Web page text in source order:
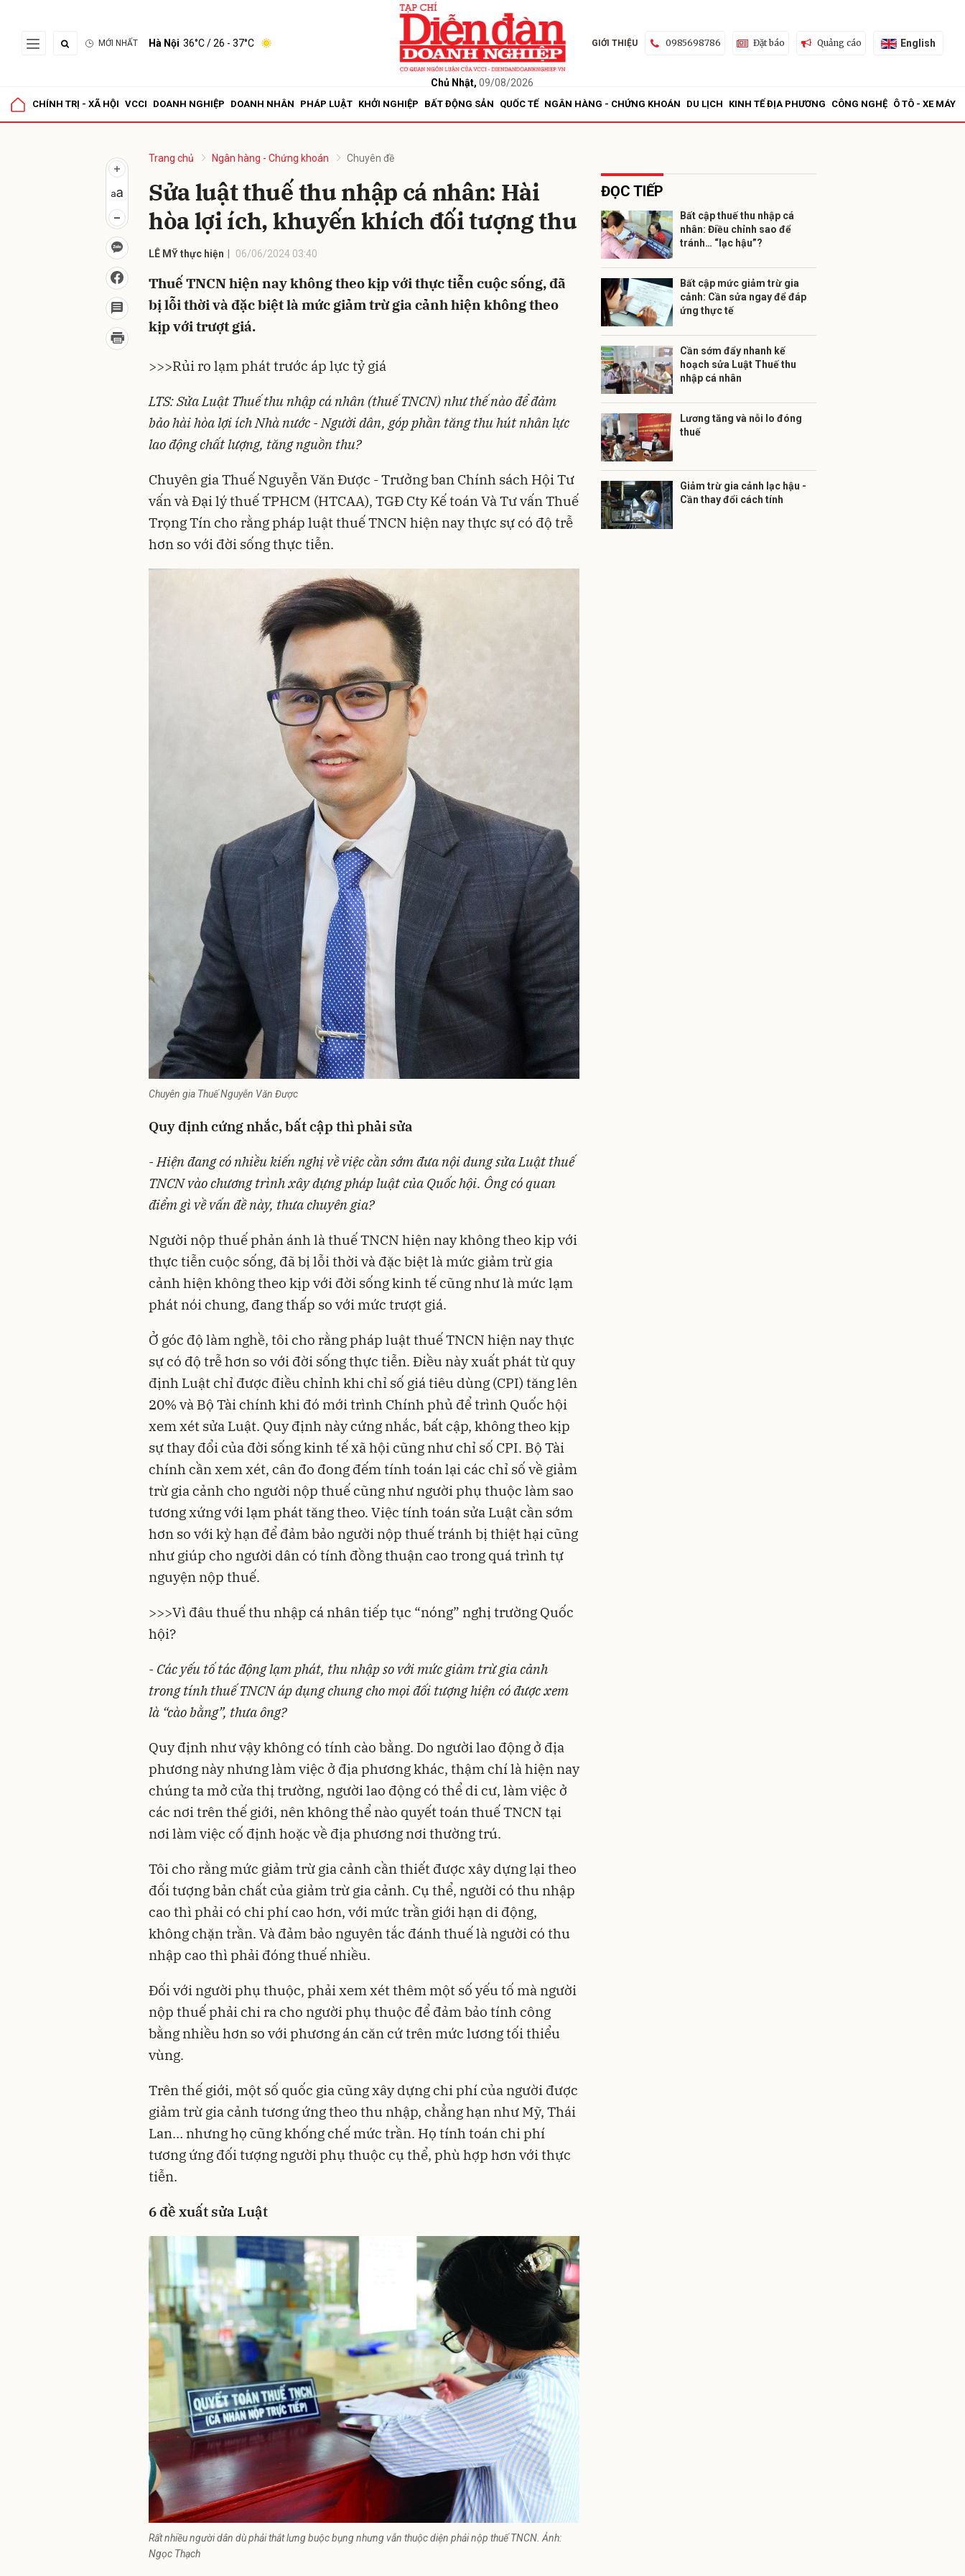
MỚI NHẤT Hà Nội 36°C/ 26 - 37°C
Chủ Nhật, 09/08/2026
GIỚI THIỆU 0985698786 Đặt báo Quảng cáo English
CHÍNH TRỊ - XÃ HỘI VCCI DOANH NGHIỆP DOANH NHÂN PHÁP LUẬT KHỞI NGHIỆP BẤT ĐỘNG SẢN QUỐC TẾ NGÂN HÀNG - CHỨNG KHOÁN DU LỊCH KINH TẾ ĐỊA PHƯƠNG CÔNG NGHỆ Ô TÔ - XE MÁY
Trang chủ Ngân hàng - Chứng khoán Chuyên đề
Sửa luật thuế thu nhập cá nhân: Hài
hòa lợi ích, khuyến khích đối tượng thu
LÊ MỸ thực hiện 06/06/2024 03:40
Thuế TNCN hiện nay không theo kịp với thực tiễn cuộc sống, đã
bị lỗi thời và đặc biệt là mức giảm trừ gia cảnh hiện không theo
kịp với trượt giá.
>>>Rủi ro lạm phát trước áp lực tỷ giá
LTS: Sửa Luật Thuế thu nhập cá nhân (thuế TNCN) như thế nào để đảm
bảo hài hòa lợi ích Nhà nước - Người dân, góp phần tăng thu hút nhân lực
lao động chất lượng, tăng nguồn thu?
Chuyên gia Thuế Nguyễn Văn Được - Trưởng ban Chính sách Hội Tư
vấn và Đại lý thuế TPHCM (HTCAA), TGĐ Cty Kế toán Và Tư vấn Thuế
Trọng Tín cho rằng pháp luật thuế TNCN hiện nay thực sự có độ trễ
hơn so với đời sống thực tiễn.
Chuyên gia Thuế Nguyễn Văn Được
Quy định cứng nhắc, bất cập thì phải sửa
- Hiện đang có nhiềukiến nghị vềviệccần sớm đưa nội dung sửa Luật thuế
TNCN vào chương trình xây dựng pháp luật của Quốc hội. Ông có quan
điểm gì về vấn đề này, thưa chuyên gia?
Người nộp thuế phản ánh là thuế TNCN hiện nay không theo kịp với
thực tiễn cuộc sống, đã bị lỗi thời và đặc biệt là mức giảm trừ gia
cảnh hiện không theo kịp với đời sống kinh tế cũng như là mức lạm
phát nói chung, đang thấp so với mức trượt giá.
Ở góc độ làm nghề, tôi cho rằng pháp luật thuế TNCN hiện nay thực
sự có độ trễ hơn so với đời sống thực tiễn. Điều này xuất phát từ quy
định Luật chỉ được điều chỉnh khi chỉ số giá tiêu dùng (CPI) tăng lên
20% và Bộ Tài chính khi đó mới trình Chính phủ để trình Quốc hội
xem xét sửa Luật. Quy định này cứng nhắc, bất cập, không theo kịp
sự thay đổi của đời sống kinh tế xã hội cũng như chỉ số CPI. Bộ Tài
chính cần xem xét, cân đo đong đếm tính toán lại các chỉ số về giảm
trừ gia cảnh cho người nộp thuế cũng như người phụ thuộc làm sao
tương xứng với lạm phát tăng theo. Việc tính toán sửa Luật cần sớm
hơn so với kỳ hạn để đảm bảo người nộp thuế tránh bị thiệt hại cũng
như giúp cho người dân có tính đồng thuận cao trong quá trình tự
nguyện nộp thuế.
>>>Vì đâu thuế thu nhập cá nhân tiếp tục “nóng” nghị trường Quốc
hội?
- Các yếu tố tác động lạm phát, thu nhậpso với mức giảm trừ gia cảnh
trong tính thuếTNCN áp dụng chung cho mọi đối tượng hiện có được xem
là “cào bằng”, thưa ông?
Quy định như vậy không có tính cào bằng. Do người lao động ở địa
phương này nhưng làm việc ở địa phương khác, thậm chí là hiện nay
chúng ta mở cửa thị trường, người lao động có thể di cư, làm việc ở
các nơi trên thế giới, nên không thể nào quyết toán thuế TNCN tại
nơi làm việc cố định hoặc về địa phương nơi thường trú.
Tôi cho rằng mức giảm trừ gia cảnh cần thiết được xây dựng lại theo
đối tượng bản chất của giảm trừ gia cảnh. Cụ thể, người có thu nhập
cao thì phải có chi phí cao hơn, với mức trần giới hạn di động,
không chặn trần. Và đảm bảo nguyên tắc đánh thuế là người có thu
nhập cao thì phải đóng thuế nhiều.
Đối với người phụ thuộc, phải xem xét thêm một số yếu tố mà người
nộp thuế phải chi ra cho người phụ thuộc để đảm bảo tính công
bằng nhiều hơn so với phương án căn cứ trên mức lương tối thiểu
vùng.
Trên thế giới, một số quốc gia cũng xây dựng chi phí của người được
giảm trừ gia cảnh tương ứng theo thu nhập, chẳng hạn như Mỹ, Thái
Lan… nhưng họ cũng khống chế mức trần. Họ tính toán chi phí
tương ứng đối tượng người phụ thuộc cụ thể, phù hợp hơn với thực
tiễn.
6 đề xuất sửa Luật
Rất nhiều người dân dù phải thắt lưng buộc bụng nhưng vẫn thuộc diện phải nộp thuế TNCN. Ảnh:
Ngọc Thạch
ĐỌC TIẾP
Bất cập thuế thu nhập cá
nhân: Điều chỉnh sao để
tránh… “lạc hậu”?
Bất cập mức giảm trừ gia
cảnh: Cần sửa ngay để đáp
ứng thực tế
Cần sớm đẩy nhanh kế
hoạch sửa Luật Thuế thu
nhập cá nhân
Lương tăng và nỗi lo đóng
thuế
Giảm trừ gia cảnh lạc hậu -
Cần thay đổi cách tính
Gửi